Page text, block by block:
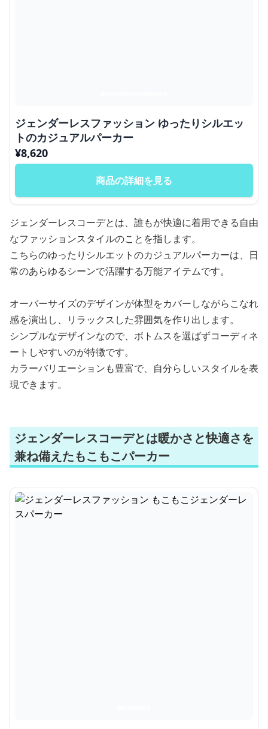
ジェンダーレスファッション ゆったりシルエッ
トのカジュアルパーカー
¥8,620
商品の詳細を見る
ジェンダーレスコーデとは、誰もが快適に着用できる自由
なファッションスタイルのことを指します。
こちらのゆったりシルエットのカジュアルパーカーは、日
常のあらゆるシーンで活躍する万能アイテムです。
オーバーサイズのデザインが体型をカバーしながらこなれ
感を演出し、リラックスした雰囲気を作り出します。
シンプルなデザインなので、ボトムスを選ばずコーディネ
ートしやすいのが特徴です。
カラーバリエーションも豊富で、自分らしいスタイルを表
現できます。
ジェンダーレスコーデとは暖かさと快適さを
兼ね備えたもこもこパーカー